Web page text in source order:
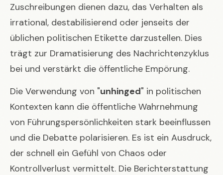
Zuschreibungen dienen dazu, das Verhalten als
irrational, destabilisierend oder jenseits der
üblichen politischen Etikette darzustellen. Dies
trägt zur Dramatisierung des Nachrichtenzyklus
bei und verstärkt die öffentliche Empörung.
Die Verwendung von "unhinged" in politischen
Kontexten kann die öffentliche Wahrnehmung
von Führungspersönlichkeiten stark beeinflussen
und die Debatte polarisieren. Es ist ein Ausdruck,
der schnell ein Gefühl von Chaos oder
Kontrollverlust vermittelt. Die Berichterstattung